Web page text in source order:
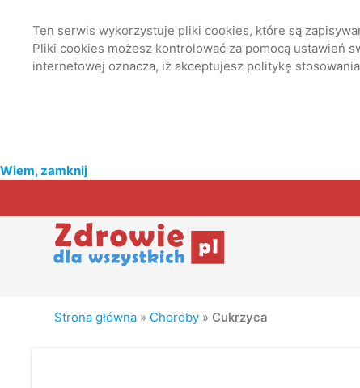
Ten serwis wykorzystuje pliki cookies, które są
Pliki cookies możesz kontrolować za pomocą ustawień
internetowej oznacza, iż akceptujesz politykę
Wiem, zamknij
Strona główna » Choroby » Cukrzyca